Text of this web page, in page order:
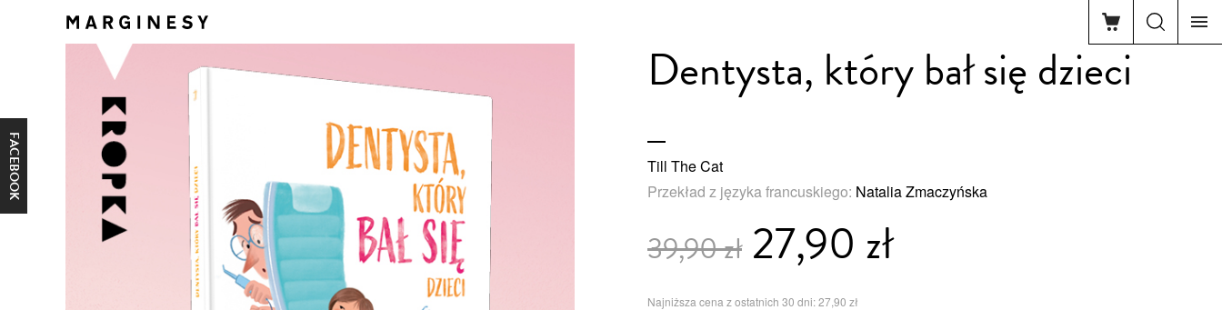
FACEBOOK
Dentysta, który bał się dzieci
Till The Cat
Przekład z języka francuskiego: Natalia Zmaczyńska
39,90 zł27,90 zł
Najniższa cena z ostatnich 30 dni: 27,90 zł